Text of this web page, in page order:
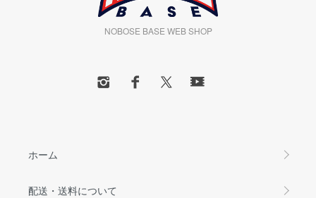
NOBOSE BASE WEB SHOP
ホーム
配送・送料について